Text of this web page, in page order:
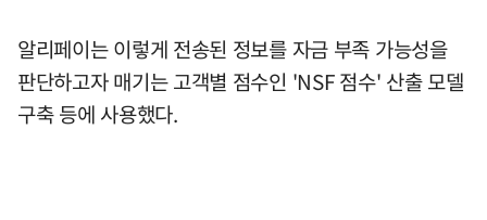
알리페이는 이렇게 전송된 정보를 자금 부족 가능성을
판단하고자 매기는 고객별 점수인 'NSF 점수' 산출 모델
구축 등에 사용했다.